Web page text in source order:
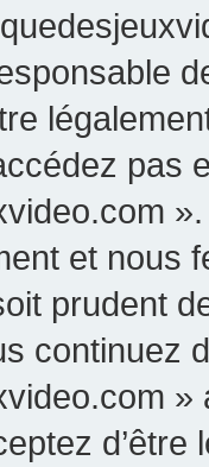
pas
et
prudent
continuez